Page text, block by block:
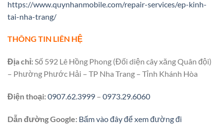
https://www.quynhanmobile.com/repair-services/ep-kinh-
tai-nha-trang/
THÔNG TIN LIÊN HỆ
Địa chỉ:Số 592 Lê Hồng Phong (Đối diện cây xăng Quân đội)
– Phường Phước Hải – TP Nha Trang – Tỉnh Khánh Hòa
Điện thoại:0907.62.3999 – 0973.29.6060
Dẫn đường Google: Bấm vào đây để xem đường đi